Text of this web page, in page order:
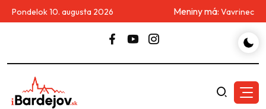
Pondelok 10. augusta 2026 Meniny má: Vavrinec